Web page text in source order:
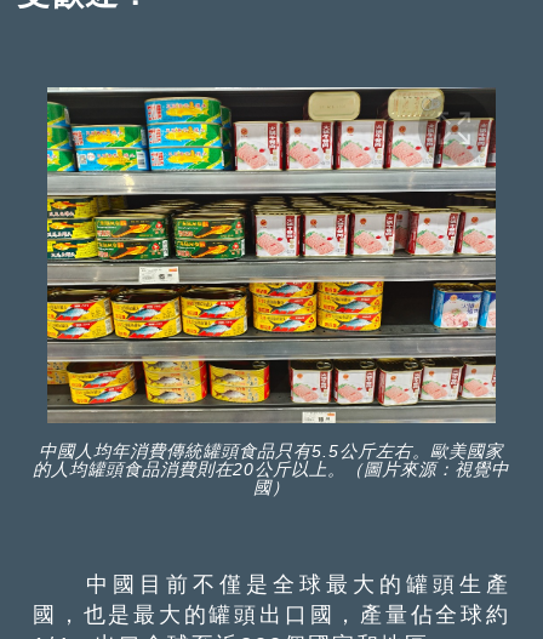
中國人均年消費傳統罐頭食品只有5.5公斤左右。歐美國家
的人均罐頭食品消費則在20公斤以上。（圖片來源：視覺中
國）
中國目前不僅是全球最大的罐頭生產
國，也是最大的罐頭出口國，產量佔全球約